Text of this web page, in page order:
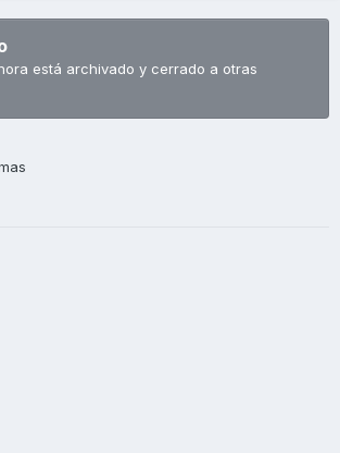
está archivado y cerrado a otras